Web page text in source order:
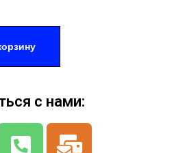
с нами: